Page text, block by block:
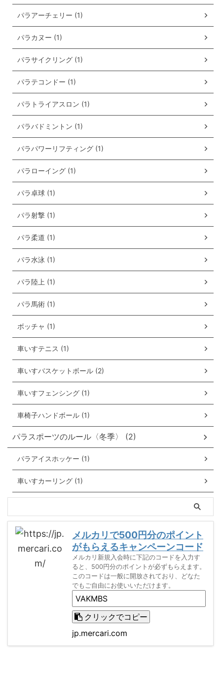
パラアーチェリー (1)
パラカヌー (1)
パラサイクリング (1)
パラテコンドー (1)
パラトライアスロン (1)
パラバドミントン (1)
パラパワーリフティング (1)
パラローイング (1)
パラ卓球 (1)
パラ射撃 (1)
パラ柔道 (1)
パラ水泳 (1)
パラ陸上 (1)
パラ馬術 (1)
ボッチャ (1)
車いすテニス (1)
車いすバスケットボール (2)
車いすフェンシング (1)
車椅子ハンドボール (1)
パラスポーツのルール〈冬季〉 (2)
パラアイスホッケー (1)
車いすカーリング (1)
メルカリで500円分のポイント
がもらえるキャンペーンコード
メルカリ新規入会時に下記のコードを入力す
ると、500円分のポイントが必ずもらえます。
このコードは一般に開放されており、どなた
でもご自由にお使いいただけます。
クリックでコピー
jp.mercari.com